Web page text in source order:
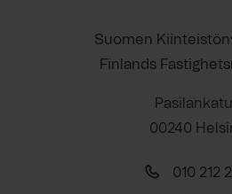
Suomen
Finlands
00240
010 212